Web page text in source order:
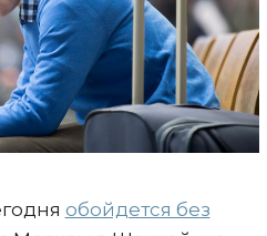
обойдется без